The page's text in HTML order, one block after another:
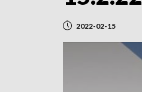
2022-02-15